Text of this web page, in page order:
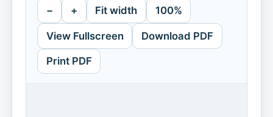
− + Fit width 100%
View Fullscreen Download PDF
Print PDF